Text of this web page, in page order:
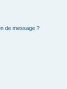
de message ?